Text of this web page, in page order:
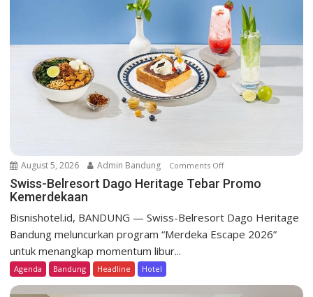
August 5, 2026 Admin Bandung Comments Offo
n
B
Swiss-Belresort Dago Heritage Tebar Promo
Kemerdekaan
Bisnishotel.id, BANDUNG — Swiss-Belresort Dago Heritage
Bandung meluncurkan program “Merdeka Escape 2026”
untuk menangkap momentum libur...
Agenda Bandung Headline Hotel